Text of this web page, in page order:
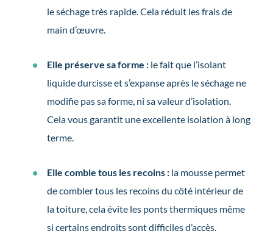
le séchage très rapide. Cela réduit les frais de
main d’œuvre.
Elle préserve sa forme :le fait que l’isolant
liquide durcisse et s’expanse après le séchage ne
modifie pas sa forme, ni sa valeur d’isolation.
Cela vous garantit une excellente isolation à long
terme.
Elle comble tous les recoins :la mousse permet
de combler tous les recoins du côté intérieur de
la toiture, cela évite les ponts thermiques même
si certains endroits sont difficiles d’accès.